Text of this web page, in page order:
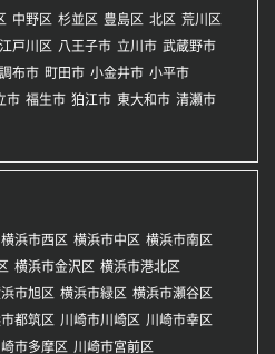
中野区 杉並区 豊島区 北区 荒川区
江戸川区 八王子市 立川市 武蔵野市
調布市 町田市 小金井市 小平市
市 福生市 狛江市 東大和市 清瀬市
横浜市西区 横浜市中区 横浜市南区
横浜市金沢区 横浜市港北区
市旭区 横浜市緑区 横浜市瀬谷区
都筑区 川崎市川崎区 川崎市幸区
市多摩区 川崎市宮前区